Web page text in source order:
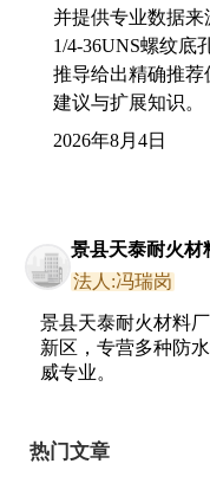
并提供专业数据来
1/4-36UNS螺纹底
推导给出精确推荐
建议与扩展知识。
2026年8月4日
景县天泰耐火材
法人:冯瑞岗
景县天泰耐火材料
新区，专营多种防
威专业。
热门文章